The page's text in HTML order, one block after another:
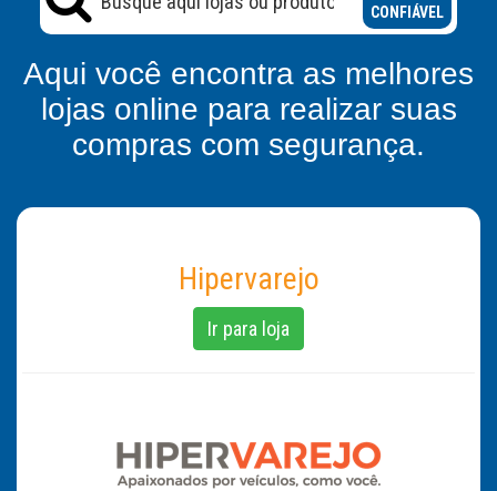
CONFIÁVEL
Aqui você encontra as melhores
lojas online para realizar suas
compras com segurança.
Hipervarejo
Ir para loja